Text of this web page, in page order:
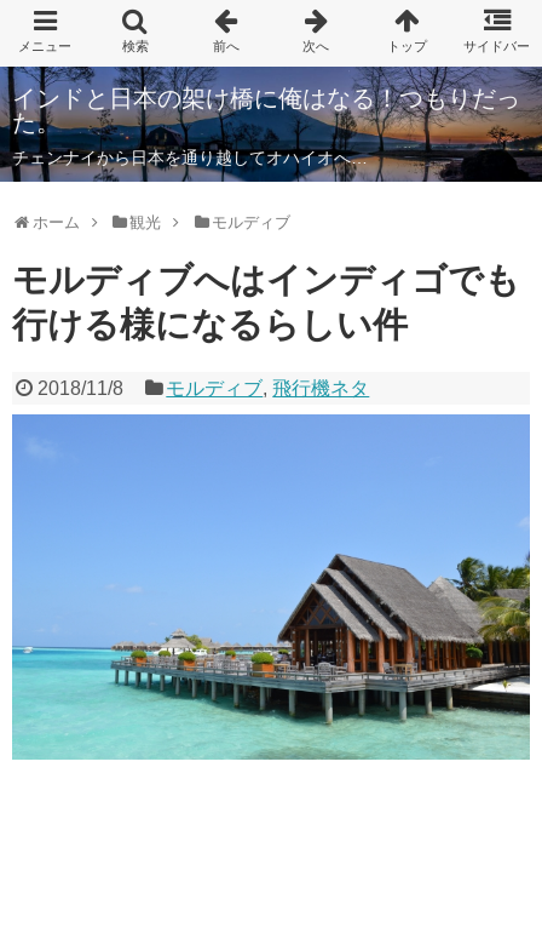
インドと日本の架け橋に俺はなる！つもりだっ
た。
チェンナイから日本を通り越してオハイオへ…
ホーム 観光 モルディブ
モルディブへはインディゴでも
行ける様になるらしい件
2018/11/8 モルディブ,飛行機ネタ